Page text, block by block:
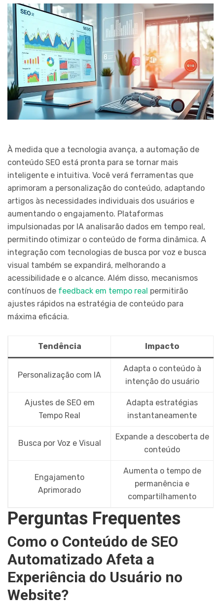
À medida que a tecnologia avança, a automação de
conteúdo SEO está pronta para se tornar mais
inteligente e intuitiva. Você verá ferramentas que
aprimoram a personalização do conteúdo, adaptando
artigos às necessidades individuais dos usuários e
aumentando o engajamento. Plataformas
impulsionadas por IA analisarão dados em tempo real,
permitindo otimizar o conteúdo de forma dinâmica. A
integração com tecnologias de busca por voz e busca
visual também se expandirá, melhorando a
acessibilidade e o alcance. Além disso, mecanismos
contínuos de feedback em tempo real permitirão
ajustes rápidos na estratégia de conteúdo para
máxima eficácia.
Tendência Impacto
Personalização com IA
Adapta o conteúdo à
intenção do usuário
Ajustes de SEO em
Tempo Real
Adapta estratégias
instantaneamente
Busca por Voz e Visual
Expande a descoberta de
conteúdo
Engajamento
Aprimorado
Aumenta o tempo de
permanência e
compartilhamento
Perguntas Frequentes
Como o Conteúdo de SEO
Automatizado Afeta a
Experiência do Usuário no
Website?